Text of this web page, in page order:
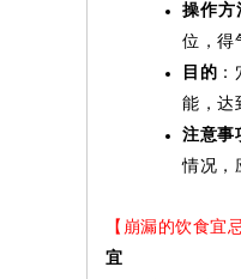
操作方
位，得
目的
能，达
注意事
情况，
【崩漏的饮食宜忌
宜